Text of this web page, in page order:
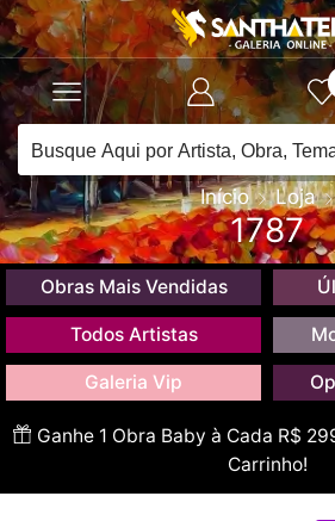
Início Loja
1787
Obras Mais Vendidas
Todos Artistas
Galeria Vip
Ganhe 1 Obra Baby à Cada R$
Carrinho!